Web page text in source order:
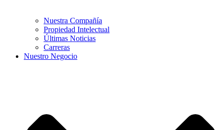
Nuestra Compañía
Propiedad Intelectual
Últimas Noticias
Carreras
Nuestro Negocio